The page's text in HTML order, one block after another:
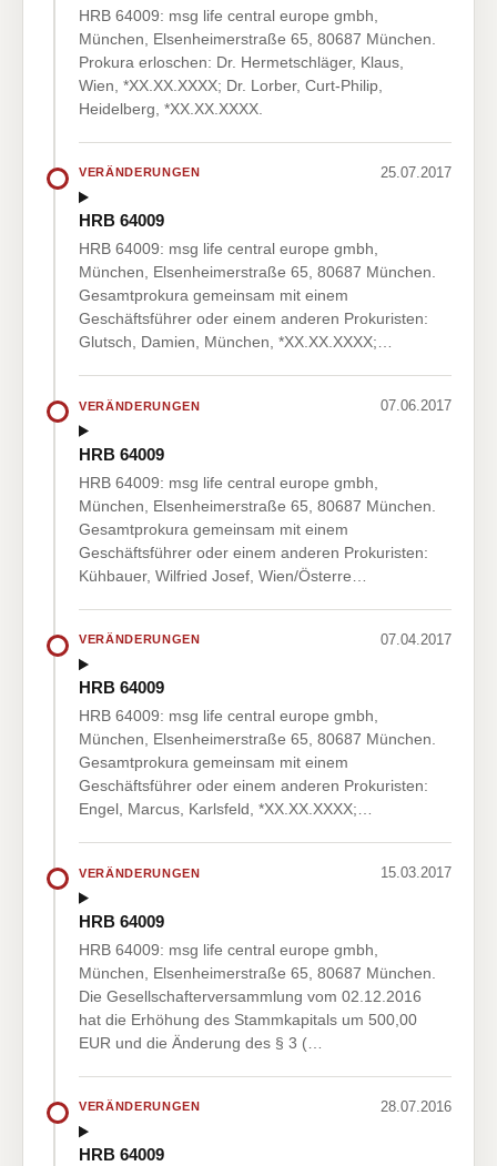
HRB 64009: msg life central europe gmbh,
München, Elsenheimerstraße 65, 80687 München.
Prokura erloschen: Dr. Hermetschläger, Klaus,
Wien, *XX.XX.XXXX; Dr. Lorber, Curt-Philip,
Heidelberg, *XX.XX.XXXX.
VERÄNDERUNGEN 25.07.2017
HRB 64009
HRB 64009: msg life central europe gmbh,
München, Elsenheimerstraße 65, 80687 München.
Gesamtprokura gemeinsam mit einem
Geschäftsführer oder einem anderen Prokuristen:
Glutsch, Damien, München, *XX.XX.XXXX;…
VERÄNDERUNGEN 07.06.2017
HRB 64009
HRB 64009: msg life central europe gmbh,
München, Elsenheimerstraße 65, 80687 München.
Gesamtprokura gemeinsam mit einem
Geschäftsführer oder einem anderen Prokuristen:
Kühbauer, Wilfried Josef, Wien/Österre…
VERÄNDERUNGEN 07.04.2017
HRB 64009
HRB 64009: msg life central europe gmbh,
München, Elsenheimerstraße 65, 80687 München.
Gesamtprokura gemeinsam mit einem
Geschäftsführer oder einem anderen Prokuristen:
Engel, Marcus, Karlsfeld, *XX.XX.XXXX;…
VERÄNDERUNGEN 15.03.2017
HRB 64009
HRB 64009: msg life central europe gmbh,
München, Elsenheimerstraße 65, 80687 München.
Die Gesellschafterversammlung vom 02.12.2016
hat die Erhöhung des Stammkapitals um 500,00
EUR und die Änderung des § 3 (…
VERÄNDERUNGEN 28.07.2016
HRB 64009